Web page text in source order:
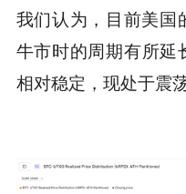
我们认为，目前美国
牛市时的周期有所延
相对稳定，现处于震荡